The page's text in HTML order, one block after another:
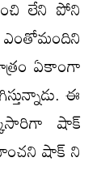
లేని పోని
ఎంతోమందిని
ఏకాంగా
ఈ
షాక్
షాక్ ని